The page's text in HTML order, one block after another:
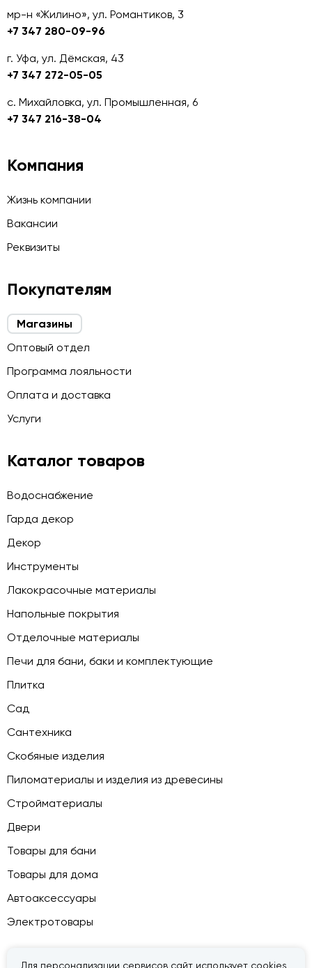
Для персонализации сервисов сайт использует cookies,
мр-н «Жилино», ул. Романтиков, 3
+7 347 280-09-96
г. Уфа, ул. Дёмская, 43
+7 347 272-05-05
с. Михайловка, ул. Промышленная, 6
+7 347 216-38-04
Компания
Жизнь компании
Вакансии
Реквизиты
Покупателям
Магазины
Оптовый отдел
Программа лояльности
Оплата и доставка
Услуги
Каталог товаров
Водоснабжение
Гарда декор
Декор
Инструменты
Лакокрасочные материалы
Напольные покрытия
Отделочные материалы
Печи для бани, баки и комплектующие
Плитка
Сад
Сантехника
Скобяные изделия
Пиломатериалы и изделия из древесины
Стройматериалы
Двери
Товары для бани
Товары для дома
Автоаксессуары
Электротовары